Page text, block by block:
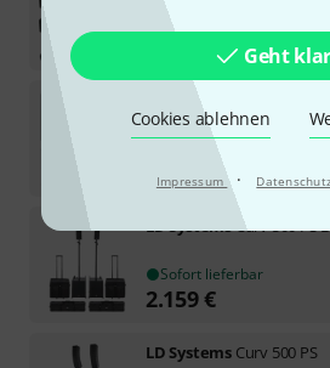
Geht klar
Cookies ablehnen
Impressum ·
Sofort lieferbar
dB Technologies
Sofort lieferbar
1.659 €
LD SystemsCurv 500 PS
Sofort lieferbar
2.159€
LD Systems Curv 500 PS